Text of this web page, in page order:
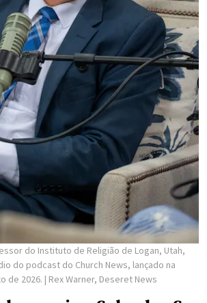
do Instituto de Religião de Logan, Utah,
do podcast do Church News, lançado na
de 2026. | Rex Warner, Deseret News